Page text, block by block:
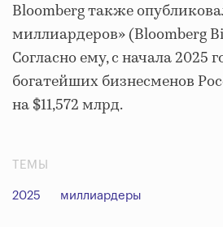
Bloomberg также
миллиардеров» (Bloomberg
Согласно ему, с начала 2025
богатейших бизнесменов
на $11,572 млрд.
ТЕМЫ
2025 миллиардеры